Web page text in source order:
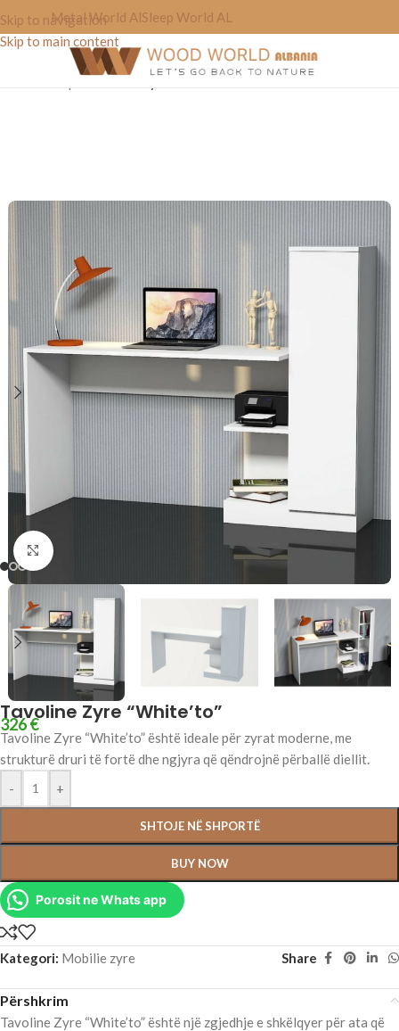
Skip to navigation
Skip to main content
Metal World AlSleep World AL
Click to enlarge
Tavoline Zyre “White’to”
326€
Tavoline Zyre “White’to” është ideale për zyrat moderne, me
strukturë druri të fortë dhe ngjyra që qëndrojnë përballë diellit.
-
+
SHTOJE NË SHPORTË
BUY NOW
Porosit ne Whats app
Kategori: Mobilie zyre Share
Përshkrim
Tavoline Zyre “White’to” është një zgjedhje e shkëlqyer për ata që